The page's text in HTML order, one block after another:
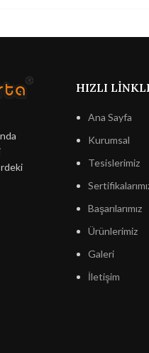
HIZLI
Ana Sayfa
Kurumsal
Tesislerimiz
Başarılarımız
Ürünlerimiz
Galeri
İletişim